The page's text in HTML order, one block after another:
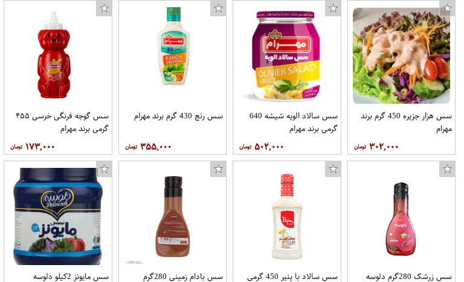
سس هزار جزيره 450 گرم برند
مهرام
۳۰۲,۰۰۰
سس سالاد الويه شیشه 640
گرمی برند مهرام
۵۰۲,۰۰۰
سس رنچ 430 گرم برند مهرام
۳۵۵,۰۰۰
سس گوجه فرنگی خرسی ۴۵۵
گرمی برند مهرام
۱۷۳,۰۰۰
سس زرشک 280گرم دلوسه
سس سالاد با پنیر 450 گرمی
سس بادام زمینی 280گرم
سس مایونز 2کیلو دلوسه